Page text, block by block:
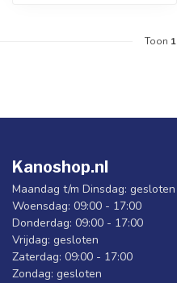
Toon 1
Kanoshop.nl
Maandag t/m Dinsdag: gesloten
Woensdag: 09:00 - 17:00
Donderdag: 09:00 - 17:00
Vrijdag: gesloten
Zaterdag: 09:00 - 17:00
Zondag: gesloten